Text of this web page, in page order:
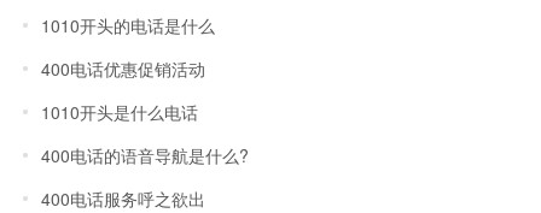
1010开头的电话是什么
400电话优惠促销活动
1010开头是什么电话
400电话的语音导航是什么?
400电话服务呼之欲出